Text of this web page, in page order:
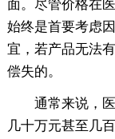
面。尽管价格在
始终是首要考虑
宜，若产品无法
偿失的。
通常来说，医
几十万元甚至几